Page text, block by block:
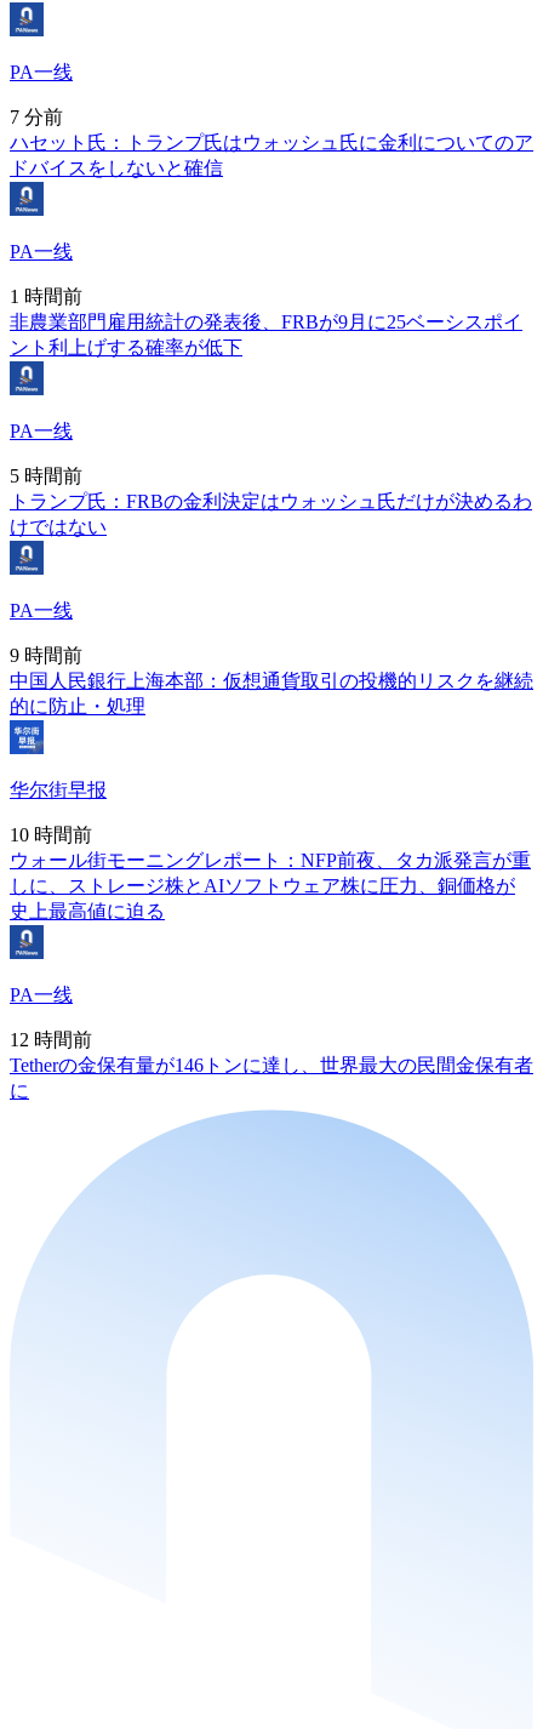
PA一线
7 分前
ハセット氏：トランプ氏はウォッシュ氏に金利についてのア
ドバイスをしないと確信
PA一线
1 時間前
非農業部門雇用統計の発表後、FRBが9月に25ベーシスポイ
ント利上げする確率が低下
PA一线
5 時間前
トランプ氏：FRBの金利決定はウォッシュ氏だけが決めるわ
けではない
PA一线
9 時間前
中国人民銀行上海本部：仮想通貨取引の投機的リスクを継続
的に防止・処理
华尔街早报
10 時間前
ウォール街モーニングレポート：NFP前夜、タカ派発言が重
しに、ストレージ株とAIソフトウェア株に圧力、銅価格が
史上最高値に迫る
PA一线
12 時間前
Tetherの金保有量が146トンに達し、世界最大の民間金保有者
に